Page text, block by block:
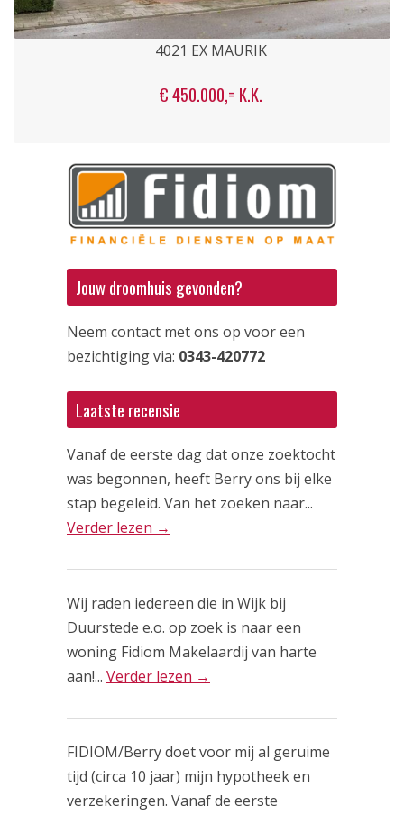
4021 EX MAURIK
€ 450.000,= K.K.
Jouw droomhuis gevonden?
Neem contact met ons op voor een
bezichtiging via: 0343-420772
Laatste recensie
Vanaf de eerste dag dat onze zoektocht
was begonnen, heeft Berry ons bij elke
stap begeleid. Van het zoeken naar...
Verder lezen →
Wij raden iedereen die in Wijk bij
Duurstede e.o. op zoek is naar een
woning Fidiom Makelaardij van harte
aan!... Verder lezen →
FIDIOM/Berry doet voor mij al geruime
tijd (circa 10 jaar) mijn hypotheek en
verzekeringen. Vanaf de eerste